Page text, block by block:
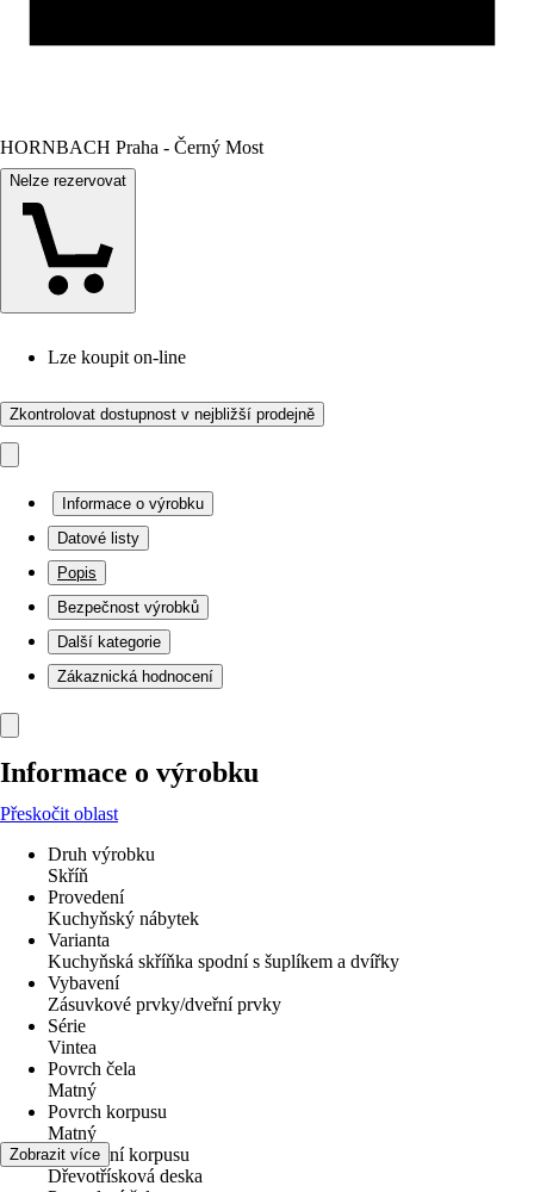
HORNBACH Praha - Černý Most
Nelze rezervovat
Lze koupit on-line
Zkontrolovat dostupnost v nejbližší prodejně
Informace o výrobku
Datové listy
Popis
Bezpečnost výrobků
Další kategorie
Zákaznická hodnocení
Informace o výrobku
Přeskočit oblast
Druh výrobku
Skříň
Provedení
Kuchyňský nábytek
Varianta
Kuchyňská skříňka spodní s šuplíkem a dvířky
Vybavení
Zásuvkové prvky/dveřní prvky
Série
Vintea
Povrch čela
Matný
Povrch korpusu
Matný
Provedení korpusu
Dřevotřísková deska
Zobrazit více